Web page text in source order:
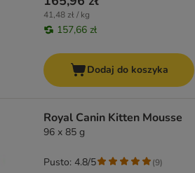
41,48 zł / kg
157,66 zł
Dodaj do koszyka
Royal Canin Kitten Mousse
96 x 85 g
Pusto: 4.8/5 (9)